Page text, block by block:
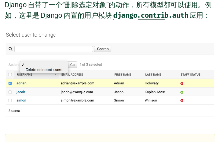
Django 自带了一个“删除选定对象”的动作，所有模型都可以使用。例
如，这里是 Django 内置的用户模块django.contrib.auth 应用：